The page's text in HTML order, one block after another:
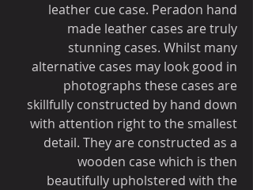
leather cue case. Peradon hand
made leather cases are truly
stunning cases. Whilst many
alternative cases may look good in
photographs these cases are
skillfully constructed by hand down
with attention right to the smallest
detail. They are constructed as a
wooden case which is then
beautifully upholstered with the